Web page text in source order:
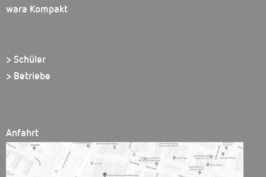
wara Kompakt
> Schüler
> Betriebe
Anfahrt